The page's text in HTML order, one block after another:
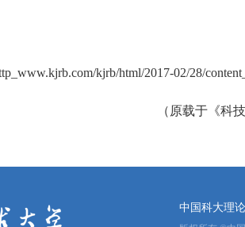
kjrb/html/2017-02/28/
（原载于《科
中国科大理